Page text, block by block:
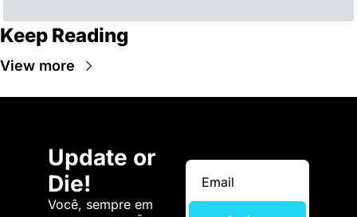
Keep Reading
View more
Update or
Die!
Você, sempre em